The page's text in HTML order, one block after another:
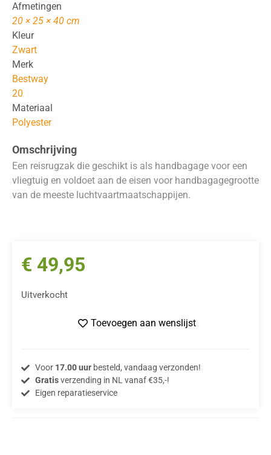
Afmetingen
20 × 25 × 40 cm
Kleur
Zwart
Merk
Bestway
20
Materiaal
Polyester
Omschrijving
Een reisrugzak die geschikt is als handbagage voor een
vliegtuig en voldoet aan de eisen voor handbagagegrootte
van de meeste luchtvaartmaatschappijen.
€ 49,95
Uitverkocht
Toevoegen aan wenslijst
Voor 17.00 uurbesteld, vandaag verzonden!
Gratisverzending in NL vanaf €35,-!
Eigen reparatieservice